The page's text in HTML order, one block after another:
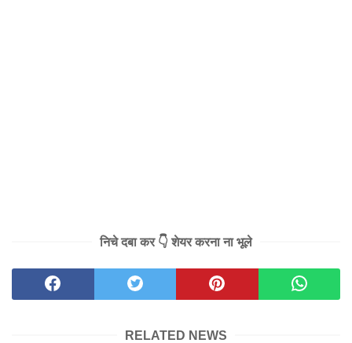
निचे दबा कर 👇 शेयर करना ना भूले
RELATED NEWS